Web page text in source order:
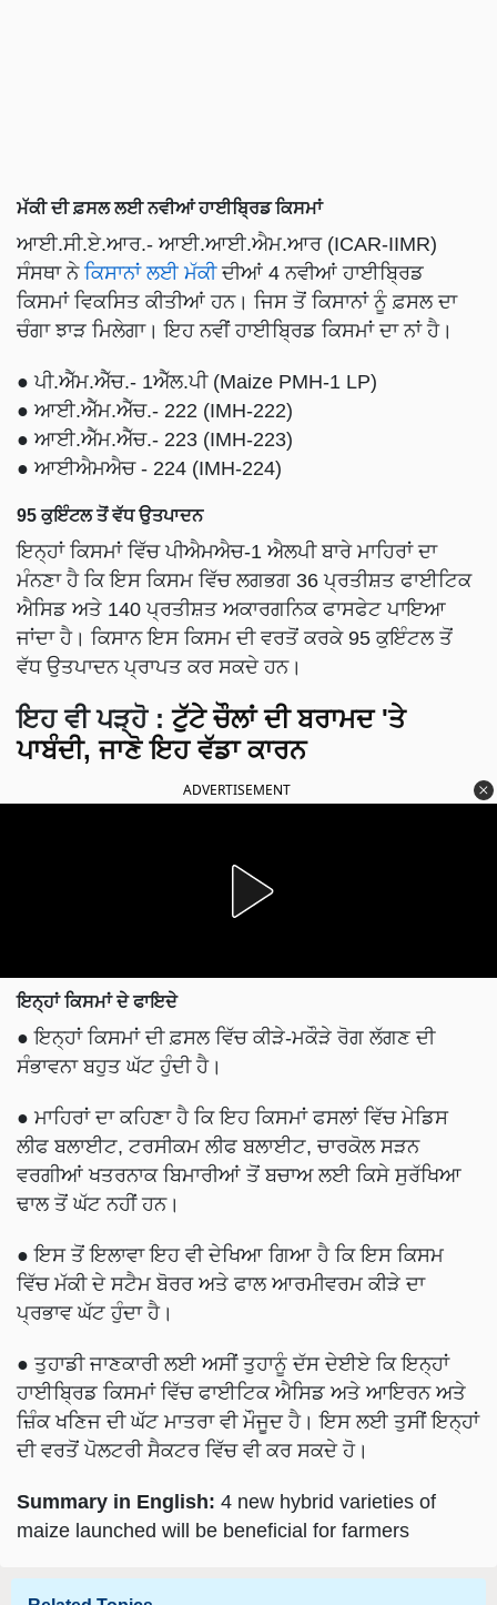
ਮੱਕੀ ਦੀ ਫ਼ਸਲ ਲਈ ਨਵੀਆਂ ਹਾਈਬ੍ਰਿਡ ਕਿਸਮਾਂ
ਆਈ.ਸੀ.ਏ.ਆਰ.- ਆਈ.ਆਈ.ਐਮ.ਆਰ (ICAR-IIMR)
ਸੰਸਥਾ ਨੇ ਕਿਸਾਨਾਂ ਲਈ ਮੱਕੀਦੀਆਂ 4 ਨਵੀਆਂ ਹਾਈਬ੍ਰਿਡ
ਕਿਸਮਾਂ ਵਿਕਸਿਤ ਕੀਤੀਆਂ ਹਨ। ਜਿਸ ਤੋਂ ਕਿਸਾਨਾਂ ਨੂੰ ਫ਼ਸਲ ਦਾ
ਚੰਗਾ ਝਾੜ ਮਿਲੇਗਾ। ਇਹ ਨਵੀਂ ਹਾਈਬ੍ਰਿਡ ਕਿਸਮਾਂ ਦਾ ਨਾਂ ਹੈ।
● ਪੀ.ਐੱਮ.ਐੱਚ.- 1ਐੱਲ.ਪੀ (Maize PMH-1 LP)
● ਆਈ.ਐੱਮ.ਐੱਚ.- 222 (IMH-222)
● ਆਈ.ਐੱਮ.ਐੱਚ.- 223 (IMH-223)
● ਆਈਐਮਐਚ - 224 (IMH-224)
95 ਕੁਇੰਟਲ ਤੋਂ ਵੱਧ ਉਤਪਾਦਨ
ਇਨ੍ਹਾਂ ਕਿਸਮਾਂ ਵਿੱਚ ਪੀਐਮਐਚ-1 ਐਲਪੀ ਬਾਰੇ ਮਾਹਿਰਾਂ ਦਾ
ਮੰਨਣਾ ਹੈ ਕਿ ਇਸ ਕਿਸਮ ਵਿੱਚ ਲਗਭਗ 36 ਪ੍ਰਤੀਸ਼ਤ ਫਾਈਟਿਕ
ਐਸਿਡ ਅਤੇ 140 ਪ੍ਰਤੀਸ਼ਤ ਅਕਾਰਗਨਿਕ ਫਾਸਫੇਟ ਪਾਇਆ
ਜਾਂਦਾ ਹੈ। ਕਿਸਾਨ ਇਸ ਕਿਸਮ ਦੀ ਵਰਤੋਂ ਕਰਕੇ 95 ਕੁਇੰਟਲ ਤੋਂ
ਵੱਧ ਉਤਪਾਦਨ ਪ੍ਰਾਪਤ ਕਰ ਸਕਦੇ ਹਨ।
ਇਹ ਵੀ ਪੜ੍ਹੋ :ਟੁੱਟੇ ਚੌਲਾਂ ਦੀ ਬਰਾਮਦ 'ਤੇ
ਪਾਬੰਦੀ, ਜਾਣੋ ਇਹ ਵੱਡਾ ਕਾਰਨ
ADVERTISEMENT
ਇਨ੍ਹਾਂ ਕਿਸਮਾਂ ਦੇ ਫਾਇਦੇ
● ਇਨ੍ਹਾਂ ਕਿਸਮਾਂ ਦੀ ਫ਼ਸਲ ਵਿੱਚ ਕੀੜੇ-ਮਕੌੜੇ ਰੋਗ ਲੱਗਣ ਦੀ
ਸੰਭਾਵਨਾ ਬਹੁਤ ਘੱਟ ਹੁੰਦੀ ਹੈ।
● ਮਾਹਿਰਾਂ ਦਾ ਕਹਿਣਾ ਹੈ ਕਿ ਇਹ ਕਿਸਮਾਂ ਫਸਲਾਂ ਵਿੱਚ ਮੇਡਿਸ
ਲੀਫ ਬਲਾਈਟ, ਟਰਸੀਕਮ ਲੀਫ ਬਲਾਈਟ, ਚਾਰਕੋਲ ਸੜਨ
ਵਰਗੀਆਂ ਖਤਰਨਾਕ ਬਿਮਾਰੀਆਂ ਤੋਂ ਬਚਾਅ ਲਈ ਕਿਸੇ ਸੁਰੱਖਿਆ
ਢਾਲ ਤੋਂ ਘੱਟ ਨਹੀਂ ਹਨ।
● ਇਸ ਤੋਂ ਇਲਾਵਾ ਇਹ ਵੀ ਦੇਖਿਆ ਗਿਆ ਹੈ ਕਿ ਇਸ ਕਿਸਮ
ਵਿੱਚ ਮੱਕੀ ਦੇ ਸਟੈਮ ਬੋਰਰ ਅਤੇ ਫਾਲ ਆਰਮੀਵਰਮ ਕੀੜੇ ਦਾ
ਪ੍ਰਭਾਵ ਘੱਟ ਹੁੰਦਾ ਹੈ।
● ਤੁਹਾਡੀ ਜਾਣਕਾਰੀ ਲਈ ਅਸੀਂ ਤੁਹਾਨੂੰ ਦੱਸ ਦੇਈਏ ਕਿ ਇਨ੍ਹਾਂ
ਹਾਈਬ੍ਰਿਡ ਕਿਸਮਾਂ ਵਿੱਚ ਫਾਈਟਿਕ ਐਸਿਡ ਅਤੇ ਆਇਰਨ ਅਤੇ
ਜ਼ਿੰਕ ਖਣਿਜ ਦੀ ਘੱਟ ਮਾਤਰਾ ਵੀ ਮੌਜੂਦ ਹੈ। ਇਸ ਲਈ ਤੁਸੀਂ ਇਨ੍ਹਾਂ
ਦੀ ਵਰਤੋਂ ਪੋਲਟਰੀ ਸੈਕਟਰ ਵਿੱਚ ਵੀ ਕਰ ਸਕਦੇ ਹੋ।
Summary in English: 4 new hybrid varieties of
maize launched will be beneficial for farmers